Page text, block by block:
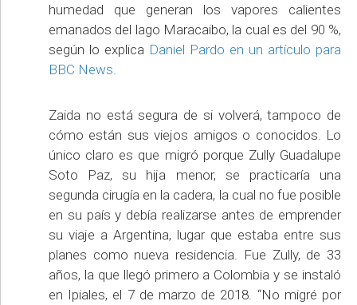
humedad que generan los vapores calientes
emanados del lago Maracaibo, la cual es del 90 %,
según lo explica Daniel Pardo en un artículo para
BBC News
Zaida no está segura de si volverá, tampoco de
cómo están sus viejos amigos o conocidos. Lo
único claro es que migró porque Zully Guadalupe
Soto Paz, su hija menor, se practicaría una
segunda cirugía en la cadera, la cual no fue posible
en su país y debía realizarse antes de emprender
su viaje a Argentina, lugar que estaba entre sus
planes como nueva residencia. Fue Zully, de 33
años, la que llegó primero a Colombia y se instaló
en Ipiales, el 7 de marzo de 2018. “No migré por